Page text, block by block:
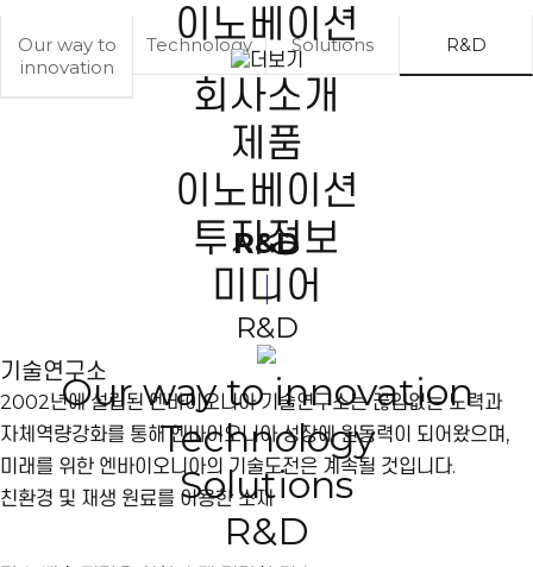
이노베이션
회사소개
제품
이노베이션
투자정보
미디어
R&D
Our way to innovation
Technology
Solutions
R&D
Our way to
innovation
Technology Solutions R&D
R&D
기술연구소
2002년에 설립된 엔바이오니아 기술연구소는 끊임없는 노력과
자체역량강화를 통해 엔바이오니아 성장에 원동력이 되어왔으며,
미래를 위한 엔바이오니아의 기술도전은 계속될 것입니다.
친환경 및 재생 원료를 이용한 소재